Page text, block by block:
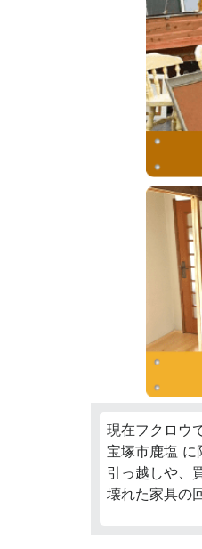
現在フクロウ
宝塚市鹿塩 に
引っ越しや、
壊れた家具の